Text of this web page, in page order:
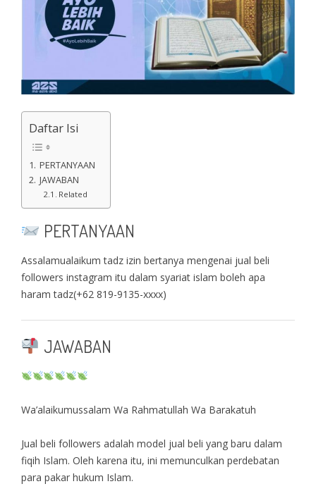
Daftar Isi
PERTANYAAN
JAWABAN
Related
PERTANYAAN
Assalamualaikum tadz izin bertanya mengenai jual beli
followers instagram itu dalam syariat islam boleh apa
haram tadz(+62 819-9135-xxxx)
JAWABAN
Wa’alaikumussalam Wa Rahmatullah Wa Barakatuh
Jual beli followers adalah model jual beli yang baru dalam
fiqih Islam. Oleh karena itu, ini memunculkan perdebatan
para pakar hukum Islam.